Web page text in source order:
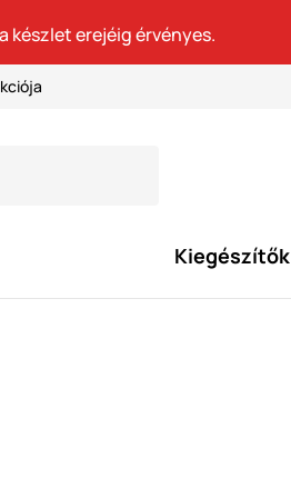
készlet erejéig érvényes.
Kiegészítők